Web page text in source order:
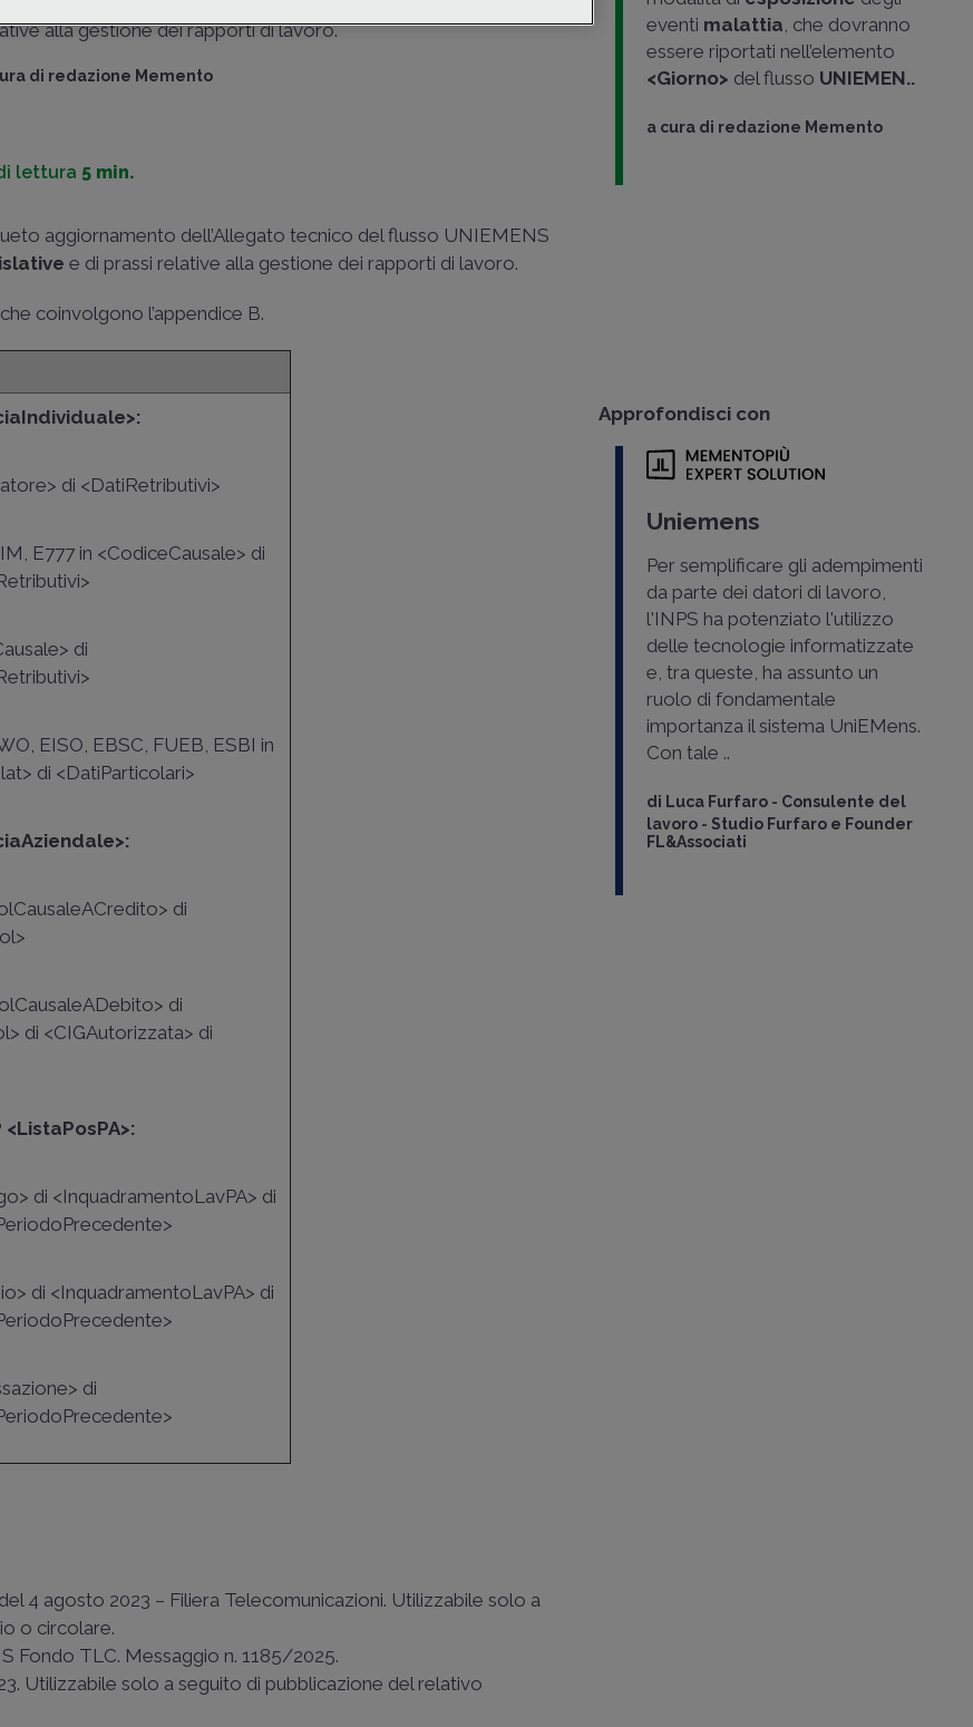
alla gestione dei rapporti di lavoro.
di redazione Memento
lettura 5 min.
aggiornamento dell’Allegato tecnico del flusso UNIEMENS
e di prassi relative alla gestione dei rapporti di lavoro.
coinvolgono l’appendice B.
di <DatiRetributivi>
E777 in <CodiceCausale> di
di
EISO, EBSC, FUEB, ESBI in
di <DatiParticolari>
di
di
di <CIGAutorizzata> di
di <InquadramentoLavPA> di
di <InquadramentoLavPA> di
di
4 agosto 2023 – Filiera Telecomunicazioni. Utilizzabile solo a
o circolare.
Fondo TLC. Messaggio n. 1185/2025.
Utilizzabile solo a seguito di pubblicazione del relativo
eventi malattia, che dovranno
essere riportati nell’elemento
<Giorno> del flusso UNIEMEN..
a cura di redazione Memento
Approfondisci con
Uniemens
Per semplificare gli adempimenti
da parte dei datori di lavoro,
l'INPS ha potenziato l'utilizzo
delle tecnologie informatizzate
e, tra queste, ha assunto un
ruolo di fondamentale
importanza il sistema UniEMens.
Con tale ..
di Luca Furfaro - Consulente del
lavoro - Studio Furfaro e Founder
FL&Associati